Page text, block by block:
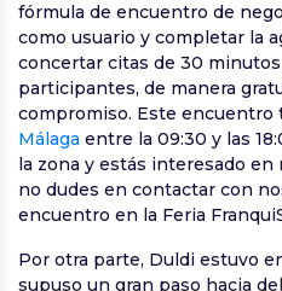
fórmula de encuentro de
como usuario y completar la
concertar citas de 30
participantes, de manera
compromiso. Este encuentro
Málaga entre la 09:30 y las
la zona y estás interesado
no dudes en contactar con
encuentro en la Feria
Por otra parte, Duldi estuvo
supuso un gran paso hacia